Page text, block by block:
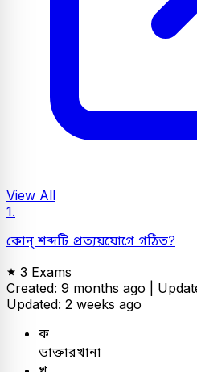
View All
1.
কোন্ শব্দটি প্রত্যয়যোগে গঠিত?
3 Exams
Created: 9 months ago |
Updated: 2 weeks ago
ক
ডাক্তারখানা